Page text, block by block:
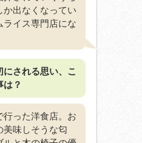
か出なくなってい
ライス専門店にな
にされる思い、こ
は？
った洋食店。お
美味しそうな匂